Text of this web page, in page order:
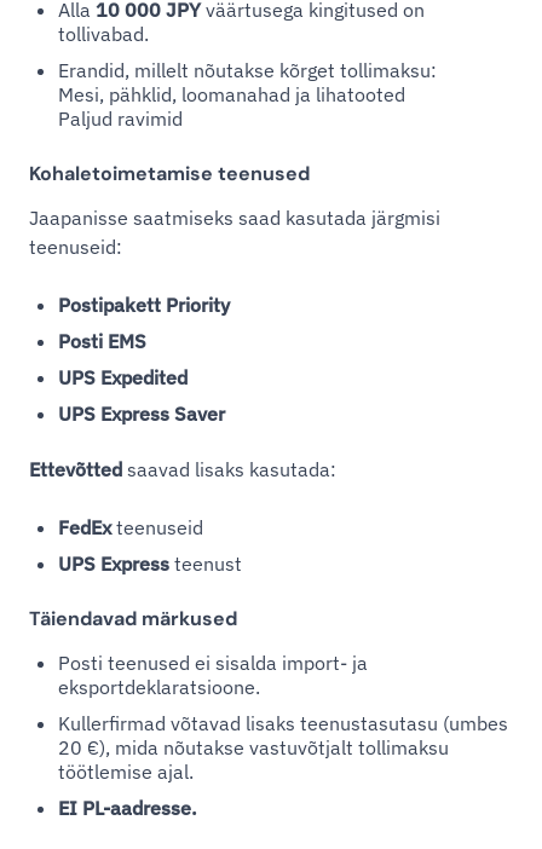
Alla 10 000 JPYväärtusega kingitused on
tollivabad.
Erandid, millelt nõutakse kõrget tollimaksu:
Mesi, pähklid, loomanahad ja lihatooted
Paljud ravimid
Kohaletoimetamise teenused
Jaapanisse saatmiseks saad kasutada järgmisi
teenuseid:
Postipakett Priority
Posti EMS
UPS Expedited
UPS Express Saver
Ettevõtted saavad lisaks kasutada:
FedExteenuseid
UPS Express teenust
Täiendavad märkused
Posti teenused ei sisalda import- ja
eksportdeklaratsioone.
Kullerfirmad võtavad lisaks teenustasutasu (umbes
20 €), mida nõutakse vastuvõtjalt tollimaksu
töötlemise ajal.
EI PL-aadresse.